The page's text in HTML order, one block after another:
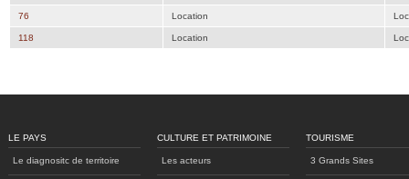
76 Location
118 Location
LE PAYS
Le diagnositc de territoire
CULTURE ET PATRIMOINE
Les acteurs
TOURISME
3 Grands Sites